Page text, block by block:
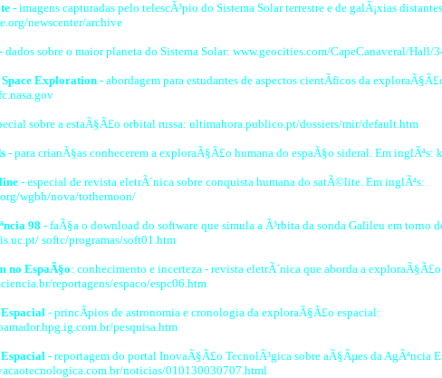
- imagens capturadas pelo telescÃ³pio do Sistema Solar terrestre e de galÃ¡xias
newscenter/archive
- dados sobre o maior planeta do Sistema Solar: www.geocities.com/CapeCanaveral/Hall/
Exploration- abordagem para estudantes de aspectos cientÃ­ficos da
sobre a estaÃ§Ã£o orbital russa: ultimahora.publico.pt/dossiers/mir/default.htm
- para crianÃ§as conhecerem a exploraÃ§Ã£o humana do espaÃ§o sideral. Em inglÃªs:
- especial de revista eletrÃ´nica sobre conquista humana do satÃ©lite. Em inglÃªs:
wgbh/nova/tothemoon/
98 - faÃ§a o download do software que simula a Ã³rbita da sonda Galileu em torno
softc/programas/soft01.htm
no EspaÃ§o: conhecimento e incerteza - revista eletrÃ´nica que aborda a
reportagens/espaco/espc06.htm
Espacial - princÃ­pios de astronomia e cronologia da exploraÃ§Ã£o espacial:
pesquisa.htm
Espacial - reportagem do portal InovaÃ§Ã£o TecnolÃ³gica sobre aÃ§Ãµes da AgÃªncia
noticias/010130030707.html